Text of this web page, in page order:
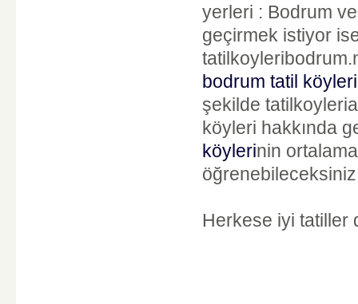
yerleri : Bodrum
geçirmek istiyor
bodrum tatil köyleri
şekilde
köyleri hakkında
köylerinin ortalama
Herkese iyi tatiller